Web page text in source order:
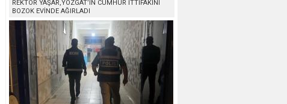
REKTÖR YAŞAR,YOZGAT’IN CUMHUR İTTİFAKINI
BOZOK EVİNDE AĞIRLADI